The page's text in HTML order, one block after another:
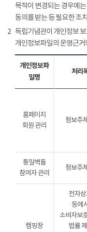
목적이 변경되는 경우에
동의를 받는 등 필요한 조
2 독립기념관이 개인정보
개인정보파일의 운영근
개인정보파
일명
처리
홈페이지
회원 관리
정보주
통일벽돌
참여자 관리
정보주
캠핑장
전자상
등에
소비자보
법률